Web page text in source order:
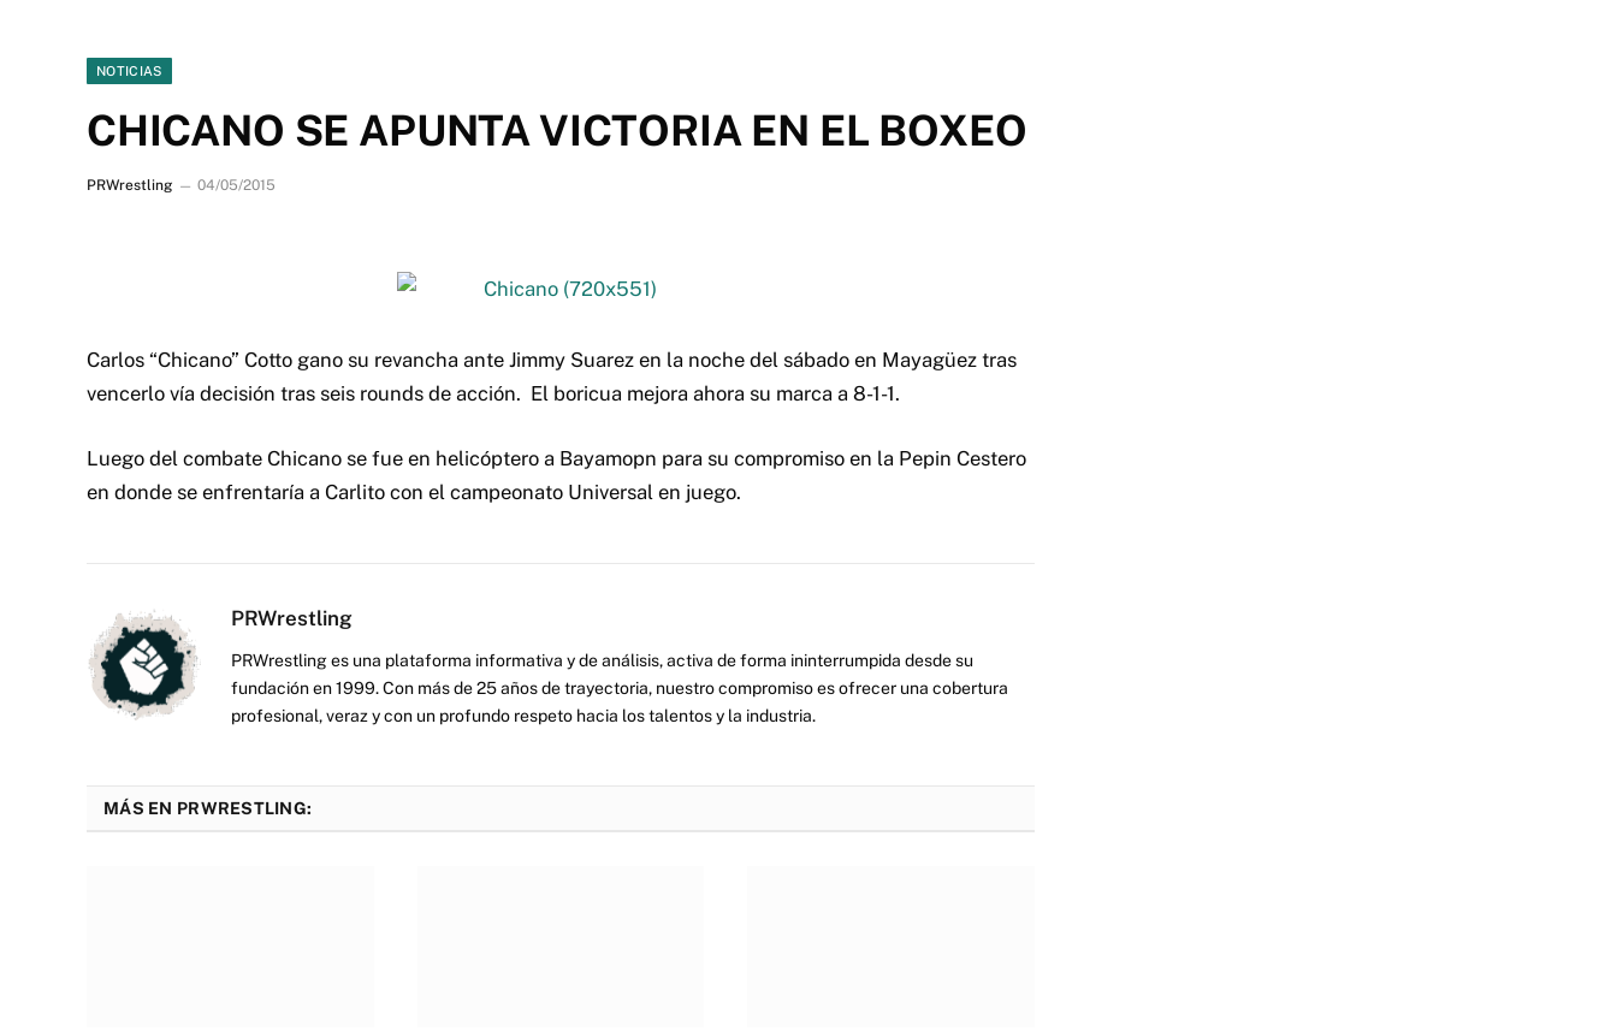
NOTICIAS
CHICANO SE APUNTA VICTORIA EN EL BOXEO
PRWrestling 04/05/2015
Carlos “Chicano” Cotto gano su revancha ante Jimmy Suarez en la noche del sábado en Mayagüez tras
vencerlo vía decisión tras seis rounds de acción. El boricua mejora ahora su marca a 8-1-1.
Luego del combate Chicano se fue en helicóptero a Bayamopn para su compromiso en la Pepin Cestero
en donde se enfrentaría a Carlito con el campeonato Universal en juego.
PRWrestling
PRWrestling es una plataforma informativa y de análisis, activa de forma ininterrumpida desde su
fundación en 1999. Con más de 25 años de trayectoria, nuestro compromiso es ofrecer una cobertura
profesional, veraz y con un profundo respeto hacia los talentos y la industria.
MÁS EN PRWRESTLING: